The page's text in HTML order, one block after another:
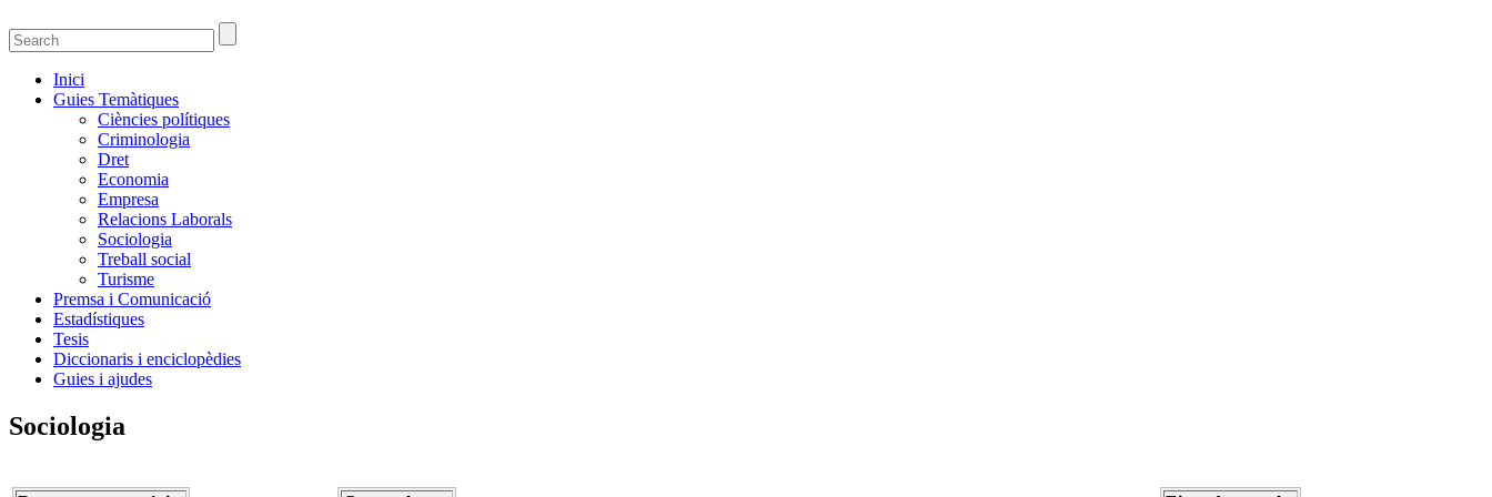
Guies temàtiques de la Biblioteca de Ciències Socials
Guies temàtiques de Ciencies Socials, Jurídiques i econòmiques
Inici
Guies Temàtiques
Ciències polítiques
Criminologia
Dret
Economia
Empresa
Relacions Laborals
Sociologia
Treball social
Turisme
Premsa i Comunicació
Estadístiques
Tesis
Diccionaris i enciclopèdies
Guies i ajudes
Sociologia